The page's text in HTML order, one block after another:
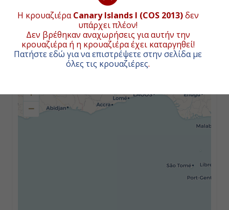
Η κρουαζιέραCanary Islands I (COS 2013)δεν
υπάρχει πλέον!
Δεν βρέθηκαν αναχωρήσεις για αυτήν την
κρουαζιέρα ή η κρουαζιέρα έχει καταργηθεί!
Πατήστε εδώ για να επιστρέψετε στην σελίδα με
όλες τις κρουαζιέρες.
Ημέρα 2
ΒΑΡΚΕΛΩΝΗ (Ισπανία)
13:00
Ημέρα 3
ΧΑΡΤΗΣ ΚΡΟΥΑΖΙΕΡΑΣ
+
−